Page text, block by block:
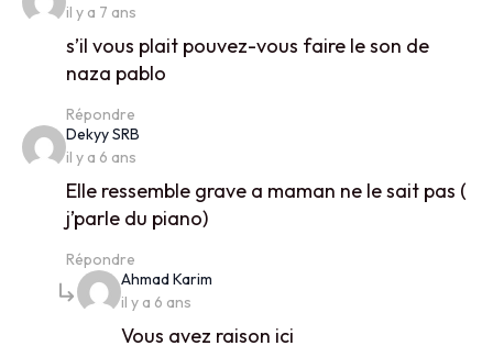
il y a 7 ans
s’il vous plait pouvez-vous faire le son de
naza pablo
Répondre
Dekyy SRB
il y a 6 ans
Elle ressemble grave a maman ne le sait pas (
j’parle du piano)
Répondre
Ahmad Karim
il y a 6 ans
Vous avez raison ici